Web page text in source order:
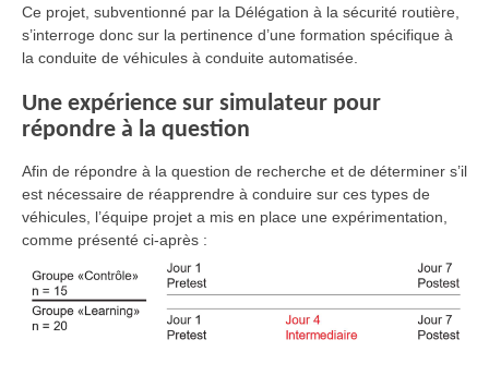
Ce projet, subventionné par la Délégation à la sécurité routière,
s’interroge donc sur la pertinence d’une formation spécifique à
la conduite de véhicules à conduite automatisée.
Une expérience sur simulateur pour
répondre à la question
Afin de répondre à la question de recherche et de déterminer s’il
est nécessaire de réapprendre à conduire sur ces types de
véhicules, l’équipe projet a mis en place une expérimentation,
comme présenté ci-après :